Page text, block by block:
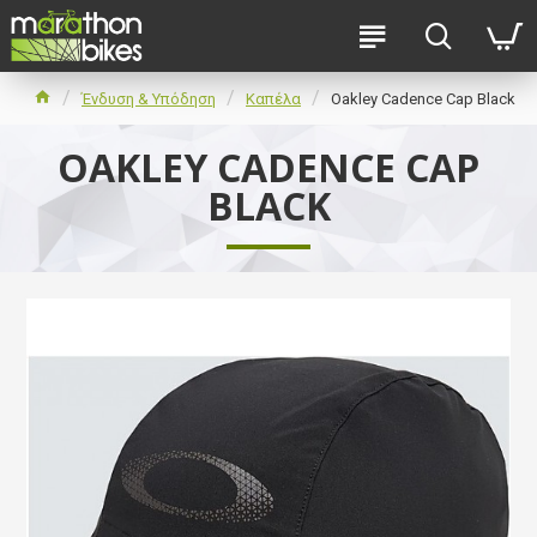
Ένδυση & Υπόδηση Καπέλα Oakley Cadence Cap Black
OAKLEY CADENCE CAP
BLACK